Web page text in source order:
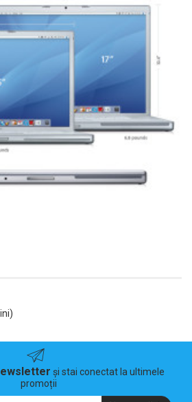
și stai conectat la ultimele
promoții